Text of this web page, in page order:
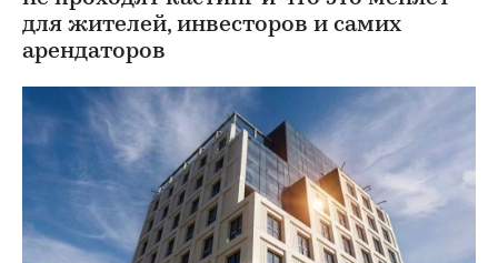
для жителей, инвесторов и самих
арендаторов